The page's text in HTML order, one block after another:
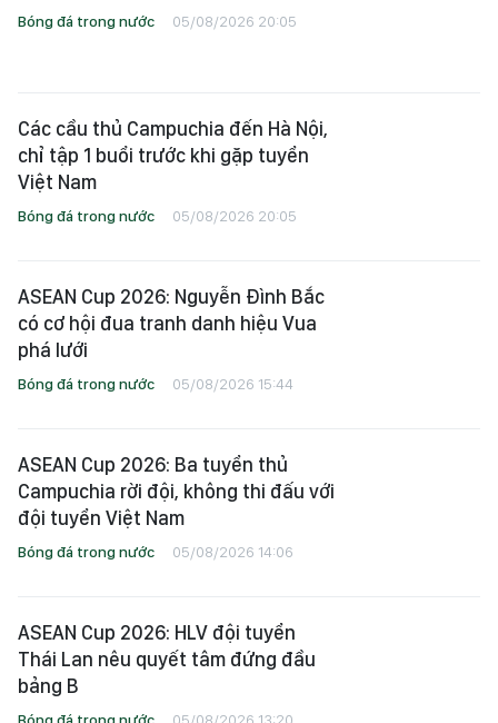
Bóng đá trong nước 05/08/2026 20:05
Các cầu thủ Campuchia đến Hà Nội,
chỉ tập 1 buổi trước khi gặp tuyển
Việt Nam
Bóng đá trong nước 05/08/2026 20:05
ASEAN Cup 2026: Nguyễn Đình Bắc
có cơ hội đua tranh danh hiệu Vua
phá lưới
Bóng đá trong nước 05/08/2026 15:44
ASEAN Cup 2026: Ba tuyển thủ
Campuchia rời đội, không thi đấu với
đội tuyển Việt Nam
Bóng đá trong nước 05/08/2026 14:06
ASEAN Cup 2026: HLV đội tuyển
Thái Lan nêu quyết tâm đứng đầu
bảng B